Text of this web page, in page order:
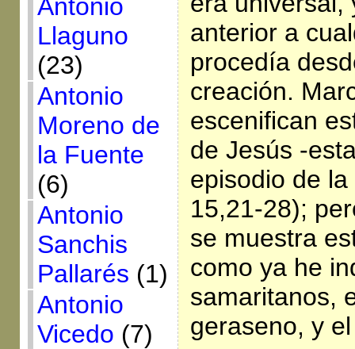
Antonio
Llaguno
(23)
Antonio
Moreno de
la Fuente
(6)
Antonio
Sanchis
Pallarés (1)
Antonio
Vicedo (7)
anterior a
procedía
creación.
escenifican
de Jesús -
episodio de
15,21-28);
se muestra
como ya he
samaritanos,
geraseno, y